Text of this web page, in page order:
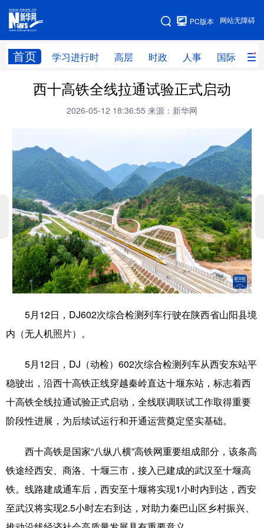
网站无障碍
PC版本
首页 学习进行时 高层 时政 人事 国际 财
网站地图
学习进行时 高层 时政 人事
财经 网评
科技 科创 量子 体育
文化 书画 健康 军事
访谈 视频 图片 政务
法律 中央文件 金融 汽车
食品 人居 信息化 数字经济
学术中国 乡村振兴 银龄 溯源中国
城市 旅游 能源 会展
彩票
公益 一带一路 亚太网 上市公司
文化产业
北京 天津 河北 山西
浙江 安徽 福建 江西
西十高铁全线拉通试验正式启动
2026-05-12 18:36:55 来源：新华网
5月12日，DJ602次综合检测列车行驶在陕西省山阳县境
内（无人机照片）。
5月12日，DJ（动检）602次综合检测列车从西安东站平
稳驶出，沿西十高铁正线穿越秦岭直达十堰东站，标志着西
十高铁全线拉通试验正式启动，全线联调联试工作取得重要
阶段性进展，为后续试运行和开通运营奠定坚实基础。
西十高铁是国家“八纵八横”高铁网重要组成部分，该条高
铁途经西安、商洛、十堰三市，接入已建成的武汉至十堰高
铁。线路建成通车后，西安至十堰将实现1小时内到达，西安
至武汉将实现2.5小时左右到达，对助力秦巴山区乡村振兴、